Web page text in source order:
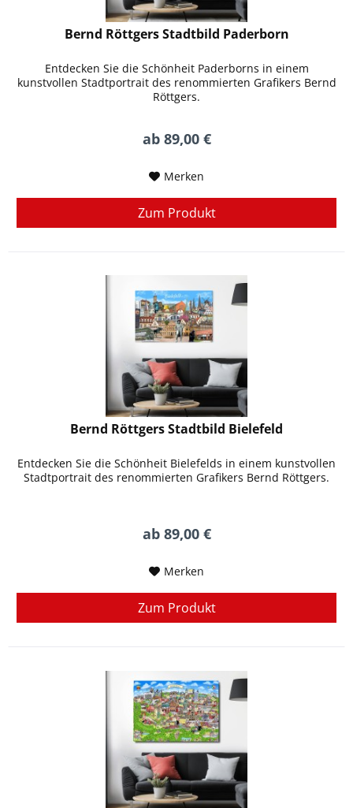
Bernd Röttgers Stadtbild Paderborn
Entdecken Sie die Schönheit Paderborns in einem
kunstvollen Stadtportrait des renommierten Grafikers Bernd
Röttgers.
ab 89,00 €
Merken
Zum Produkt
Bernd Röttgers Stadtbild Bielefeld
Entdecken Sie die Schönheit Bielefelds in einem kunstvollen
Stadtportrait des renommierten Grafikers Bernd Röttgers.
ab 89,00 €
Merken
Zum Produkt